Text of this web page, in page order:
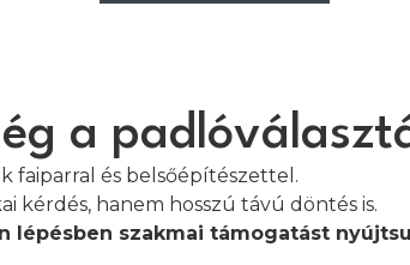
a
faiparral és belsőépítészettel.
kérdés, hanem hosszú távú döntés is.
lépésben szakmai támogatást